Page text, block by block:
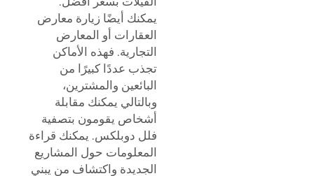
يمكنك أيضًا زيارة معارض
العقارات أو المعارض
التجارية. فهذه الأماكن
تجذب عددًا كبيرًا من
البائعين والمشترين،
وبالتالي يمكنك مقابلة
أشخاص يقومون بتصفية
فلل دوبلكس. يمكنك قراءة
المعلومات حول المشاريع
الجديدة واكتشاف من يبني